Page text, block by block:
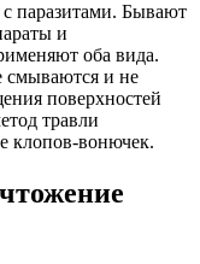
паразитами. Бывают
и
оба вида.
смываются и не
поверхностей
травли
клопов-вонючек.